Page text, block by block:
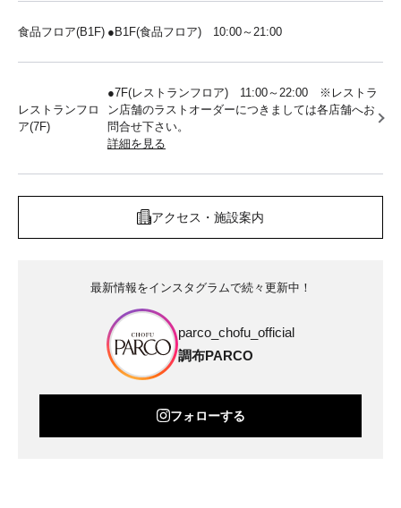
食品フロア(B1F) ●B1F(食品フロア) 10:00～21:00
レストランフロ
ア(7F)
●7F(レストランフロア) 11:00～22:00 ※レストラ
ン店舗のラストオーダーにつきましては各店舗へお
問合せ下さい。
詳細を見る
アクセス・施設案内
最新情報をインスタグラムで続々更新中！
parco_chofu_official
調布PARCO
フォローする